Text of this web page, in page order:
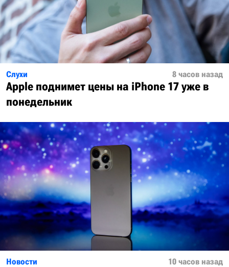
Слухи 8 часов назад
Apple поднимет цены на iPhone 17 уже в
понедельник
Новости 10 часов назад